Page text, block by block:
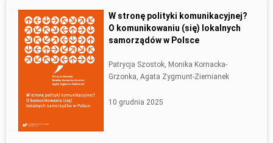
W stronę polityki komunikacyjnej?
O komunikowaniu (się) lokalnych
samorządów w Polsce
Patrycja Szostok, Monika Kornacka-
Grzonka, Agata Zygmunt-Ziemianek
10 grudnia 2025